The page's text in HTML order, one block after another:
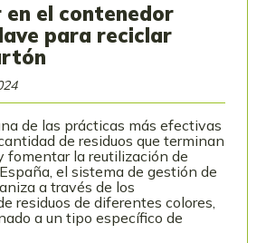
en el contenedor
para reciclar
de las prácticas más efectivas
de residuos que terminan
fomentar la reutilización de
el sistema de gestión de
a través de los
residuos de diferentes colores,
a un tipo específico de